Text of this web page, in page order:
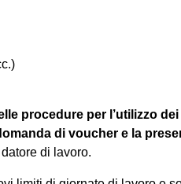
procedure per l’utilizzo
di voucher e la
di lavoro.